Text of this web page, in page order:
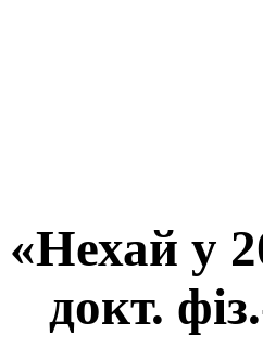
«Нехай у
докт.